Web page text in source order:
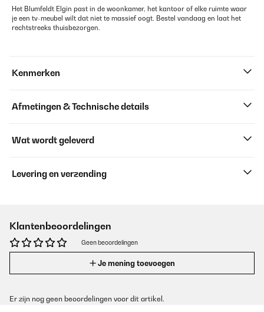
Het Blumfeldt Elgin past in de woonkamer, het kantoor of elke ruimte waar
je een tv-meubel wilt dat niet te massief oogt. Bestel vandaag en laat het
rechtstreeks thuisbezorgen.
Kenmerken
Afmetingen & Technische details
Wat wordt geleverd
Levering en verzending
Klantenbeoordelingen
Geen beoordelingen
Je mening toevoegen
Er zijn nog geen beoordelingen voor dit artikel.